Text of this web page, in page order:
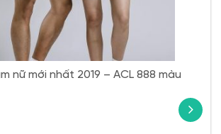
nữ mới nhất 2019 – ACL 888 màu